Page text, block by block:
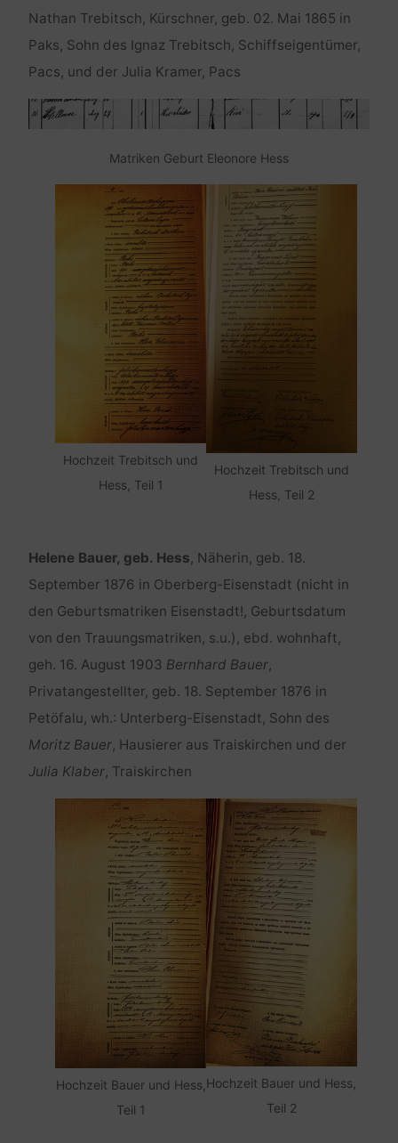
Nathan Trebitsch, Kürschner, geb. 02. Mai 1865 in
Paks, Sohn des Ignaz Trebitsch, Schiffseigentümer,
Pacs, und der Julia Kramer, Pacs
Matriken Geburt Eleonore Hess
Hochzeit Trebitsch und
Hess, Teil 1
Hochzeit Trebitsch und
Hess, Teil 2
Helene Bauer, geb. Hess, Näherin, geb. 18.
September 1876 in Oberberg-Eisenstadt (nicht in
den Geburtsmatriken Eisenstadt!, Geburtsdatum
von den Trauungsmatriken, s.u.), ebd. wohnhaft,
geh. 16. August 1903 Bernhard Bauer,
Privatangestellter, geb. 18. September 1876 in
Petöfalu, wh.: Unterberg-Eisenstadt, Sohn des
Moritz Bauer, Hausierer aus Traiskirchen und der
Julia Klaber, Traiskirchen
Hochzeit Bauer und Hess,
Teil 1
Hochzeit Bauer und Hess,
Teil 2